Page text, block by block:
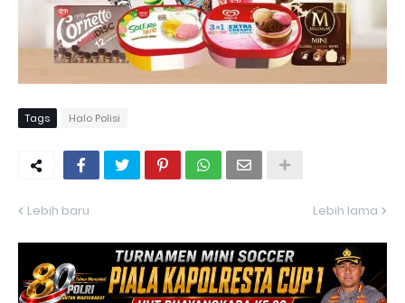
Tags Halo Polisi
Lebih baru Lebih lama